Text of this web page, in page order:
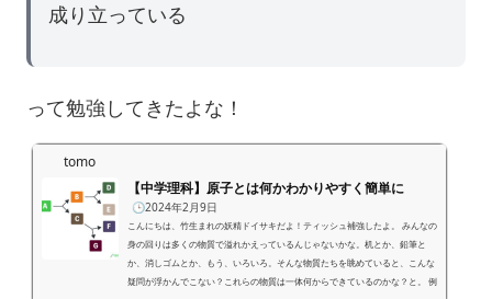
成り立っている
って勉強してきたよな！
tomo
【中学理科】原子とは何かわかりやすく簡単に
🕒️2024年2月9日
こんにちは、竹生まれの妖精ドイサキだよ！ティッシュ補強したよ。 みんなの
身の回りは多くの物質で溢れかえっているんじゃないかな。机とか、鉛筆と
か、消しゴムとか、もう、いろいろ。そんな物質たちを眺めていると、こんな
疑問が浮かんでこない？これらの物質は一体何からできているのかな？と。 例